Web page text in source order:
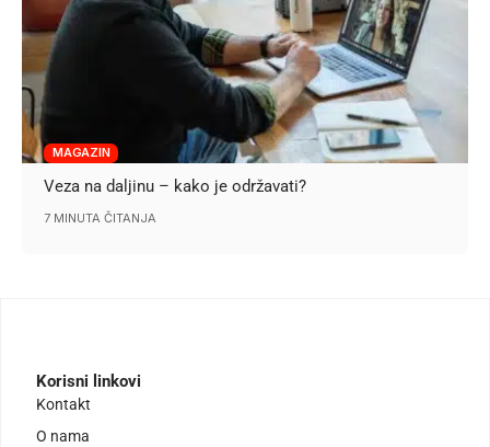
MAGAZIN
Veza na daljinu – kako je održavati?
7 MINUTA ČITANJA
Korisni linkovi
Kontakt
O nama